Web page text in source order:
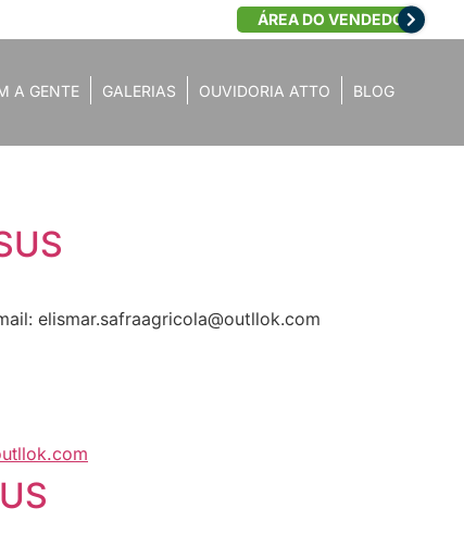
ÁREA DO VENDEDOR
A GENTE GALERIAS OUVIDORIA ATTO BLOG
elismar.safraagricola@outllok.com